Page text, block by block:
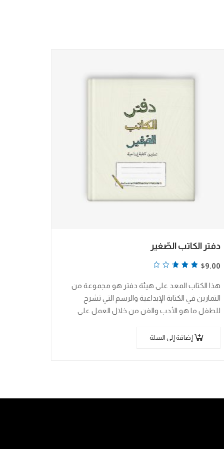
دفتر الكاتب الصّغير
$9.00
تم
2.83
من 5
هذا الكتاب المعد على هيئة دفتر هو مجموعة من
التمارين في الكتابة الإبداعية والرسم التي تشرح
للطفل ما هو الأدب والفن من خلال العمل على
إضافة إلى السلة